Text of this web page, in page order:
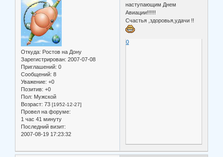
Откуда: Ростов на Дону
Зарегистрирован: 2007-07-08
Приглашений: 0
Сообщений: 8
Уважение: +0
Позитив: +0
Пол: Мужской
Возраст: 73 [1952-12-27]
Провел на форуме:
1 час 41 минуту
Последний визит:
2007-08-19 17:23:32
наступающим Днем
Авиации!!!!!!
Счастья ,здоровья,удачи !!
0